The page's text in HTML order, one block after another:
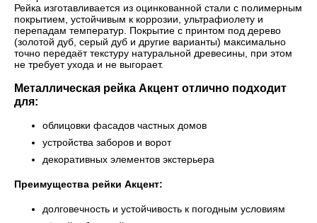
Рейка изготавливается из оцинкованной стали с полимерным
покрытием, устойчивым к коррозии, ультрафиолету и
перепадам температур. Покрытие с принтом под дерево
(золотой дуб, серый дуб и другие варианты) максимально
точно передаёт текстуру натуральной древесины, при этом
не требует ухода и не выгорает.
Металлическая рейка Акцент отлично подходит
для:
облицовки фасадов частных домов
устройства заборов и ворот
декоративных элементов экстерьера
Преимущества рейки Акцент:
долговечность и устойчивость к погодным условиям